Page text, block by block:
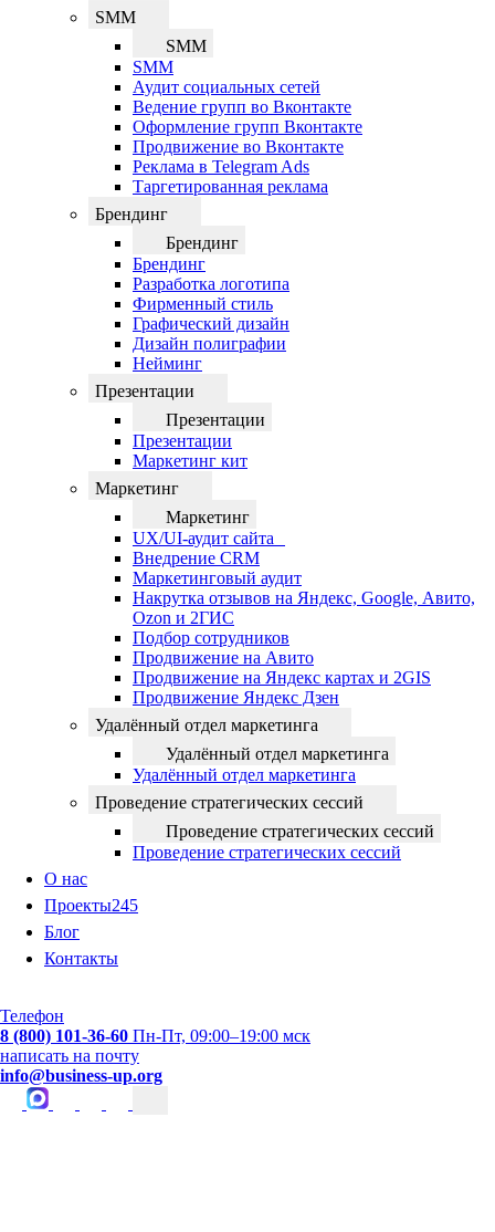
SMM
SMM
SMM
Аудит социальных сетей
Ведение групп во Вконтакте
Оформление групп Вконтакте
Продвижение во Вконтакте
Реклама в Telegram Ads
Таргетированная реклама
Брендинг
Брендинг
Брендинг
Разработка логотипа
Фирменный стиль
Графический дизайн
Дизайн полиграфии
Нейминг
Презентации
Презентации
Презентации
Маркетинг кит
Маркетинг
Маркетинг
UX/UI-аудит сайта
Внедрение CRM
Маркетинговый аудит
Накрутка отзывов на Яндекс, Google, Авито,
Ozon и 2ГИС
Подбор сотрудников
Продвижение на Авито
Продвижение на Яндекс картах и 2GIS
Продвижение Яндекс Дзен
Удалённый отдел маркетинга
Удалённый отдел маркетинга
Удалённый отдел маркетинга
Проведение стратегических сессий
Проведение стратегических сессий
Проведение стратегических сессий
О нас
Проекты245
Блог
Контакты
Телефон
8 (800) 101-36-60 Пн-Пт, 09:00–19:00 мск
написать на почту
info@business-up.org